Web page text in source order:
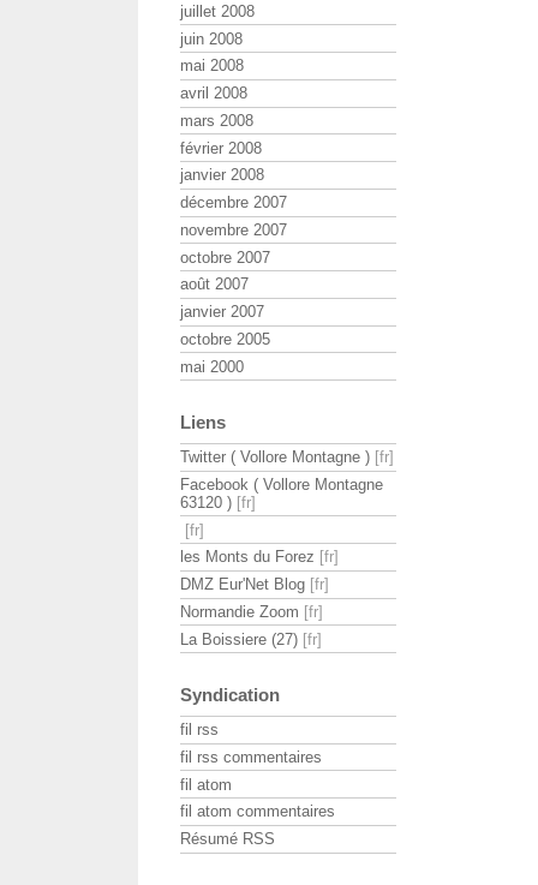
juillet 2008
juin 2008
mai 2008
avril 2008
mars 2008
février 2008
janvier 2008
décembre 2007
novembre 2007
octobre 2007
août 2007
janvier 2007
octobre 2005
mai 2000
Liens
Twitter ( Vollore Montagne )
Facebook ( Vollore Montagne
63120 )
les Monts du Forez
DMZ Eur'Net Blog
Normandie Zoom
La Boissiere (27)
Syndication
fil rss
fil rss commentaires
fil atom
fil atom commentaires
Résumé RSS